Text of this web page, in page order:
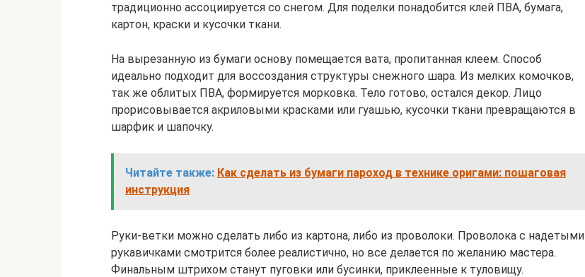
традиционно ассоциируется со снегом. Для поделки понадобится клей ПВА, бумага,
картон, краски и кусочки ткани.
На вырезанную из бумаги основу помещается вата, пропитанная клеем. Способ
идеально подходит для воссоздания структуры снежного шара. Из мелких комочков,
так же облитых ПВА, формируется морковка. Тело готово, остался декор. Лицо
прорисовывается акриловыми красками или гуашью, кусочки ткани превращаются в
шарфик и шапочку.
Читайте также: Как сделать из бумаги пароход в технике оригами: пошаговая
инструкция
Руки-ветки можно сделать либо из картона, либо из проволоки. Проволока с надетыми
рукавичками смотрится более реалистично, но все делается по желанию мастера.
Финальным штрихом станут пуговки или бусинки, приклеенные к туловищу.